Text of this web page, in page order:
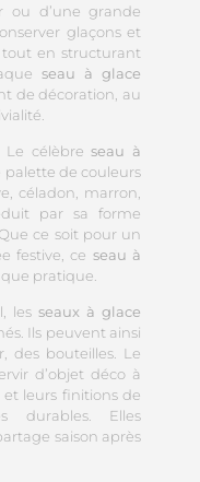
ou d’une grande
glaçons et
en structurant
seau à glace
de décoration, au
célèbre seau à
palette de couleurs
céladon, marron,
par sa forme
ce soit pour un
festive, ce seau à
pratique.
les seaux à glace
Ils peuvent ainsi
des bouteilles. Le
d’objet déco à
leurs finitions de
durables. Elles
saison après